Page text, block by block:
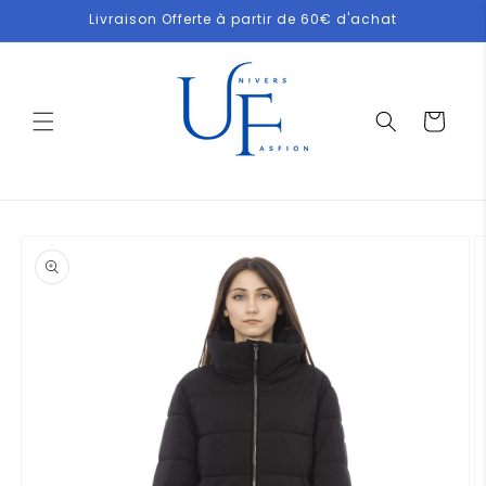
au
Livraison Offerte à partir de 60€ d'achat
Panier
informations
produits